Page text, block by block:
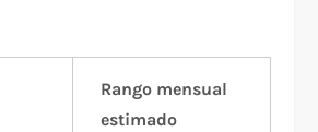
Rango mensual
estimado